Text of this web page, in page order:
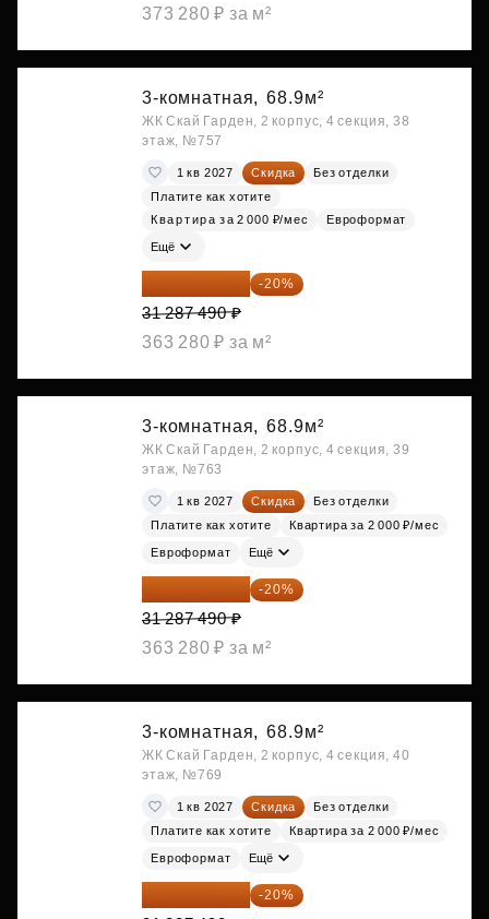
373 280 ₽ за м²
3-комнатная, 68.9м²
ЖК Скай Гарден, 2 корпус, 4 секция, 38
этаж, №757
1 кв 2027 Скидка
Без отделки
Платите как хотите
Квартира за 2 000 ₽/мес
Евроформат
Ещё
25 029 992 ₽ -20%
31 287 490 ₽
363 280 ₽ за м²
3-комнатная, 68.9м²
ЖК Скай Гарден, 2 корпус, 4 секция, 39
этаж, №763
1 кв 2027 Скидка
Без отделки
Платите как хотите
Квартира за 2 000 ₽/мес
Евроформат Ещё
25 029 992 ₽ -20%
31 287 490 ₽
363 280 ₽ за м²
3-комнатная, 68.9м²
ЖК Скай Гарден, 2 корпус, 4 секция, 40
этаж, №769
1 кв 2027 Скидка
Без отделки
Платите как хотите
Квартира за 2 000 ₽/мес
Евроформат Ещё
25 029 992 ₽ -20%